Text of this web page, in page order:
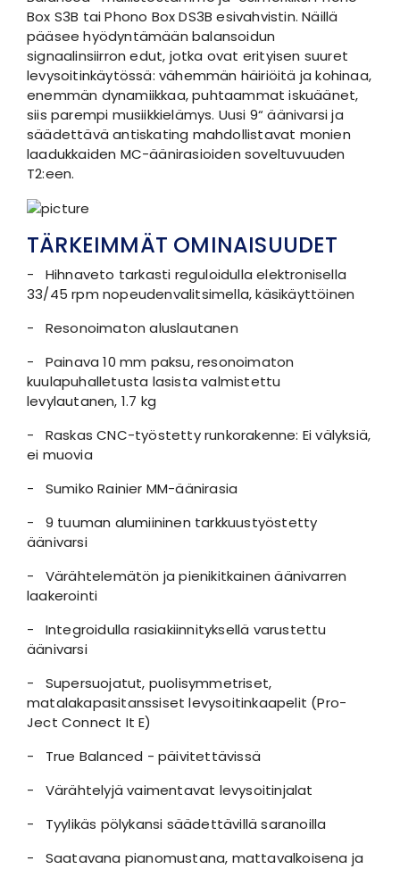
Box S3B tai Phono Box DS3B esivahvistin. Näillä
pääsee hyödyntämään balansoidun
signaalinsiirron edut, jotka ovat erityisen suuret
levysoitinkäytössä: vähemmän häiriöitä ja kohinaa,
enemmän dynamiikkaa, puhtaammat iskuäänet,
siis parempi musiikkielämys. Uusi 9“ äänivarsi ja
säädettävä antiskating mahdollistavat monien
laadukkaiden MC-äänirasioiden soveltuvuuden
T2:een.
TÄRKEIMMÄT OMINAISUUDET
- Hihnaveto tarkasti reguloidulla elektronisella
33/45 rpm nopeudenvalitsimella, käsikäyttöinen
- Resonoimaton aluslautanen
- Painava 10 mm paksu, resonoimaton
kuulapuhalletusta lasista valmistettu
levylautanen, 1.7 kg
- Raskas CNC-työstetty runkorakenne: Ei välyksiä,
ei muovia
- Sumiko Rainier MM-äänirasia
- 9 tuuman alumiininen tarkkuustyöstetty
äänivarsi
- Värähtelemätön ja pienikitkainen äänivarren
laakerointi
- Integroidulla rasiakiinnityksellä varustettu
äänivarsi
- Supersuojatut, puolisymmetriset,
matalakapasitanssiset levysoitinkaapelit (Pro-
Ject Connect It E)
- True Balanced - päivitettävissä
- Värähtelyjä vaimentavat levysoitinjalat
- Tyylikäs pölykansi säädettävillä saranoilla
- Saatavana pianomustana, mattavalkoisena ja